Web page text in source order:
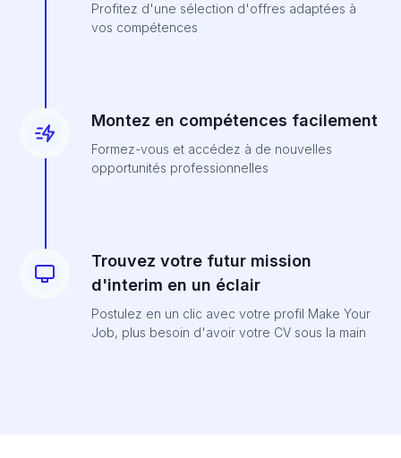
Profitez d'une sélection d'offres adaptées à
vos compétences
Montez en compétences facilement
Formez-vous et accédez à de nouvelles
opportunités professionnelles
Trouvez votre futur mission
d'interim en un éclair
Postulez en un clic avec votre profil Make Your
Job, plus besoin d'avoir votre CV sous la main